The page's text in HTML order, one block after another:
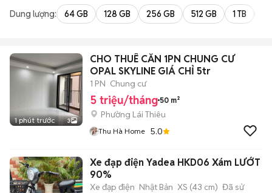
Dung lượng: 64 GB 128 GB 256 GB 512 GB 1 TB
1 phút trước 3
CHO THUÊ CĂN 1PN CHUNG CƯ
OPAL SKYLINE GIÁ CHỈ 5tr
1 PN Chung cư
5 triệu/tháng 50 m²
Phường Lái Thiêu
Thu Hà Home 5.0
Xe đạp điện Yadea HKD06 Xám LƯỚT
90%
Xe đạp điện Nhật Bản XS (43 cm) Đã sử